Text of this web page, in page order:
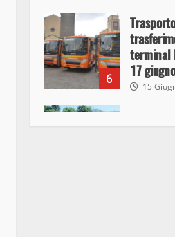
6
terminal
17 giugno
15
Giochi